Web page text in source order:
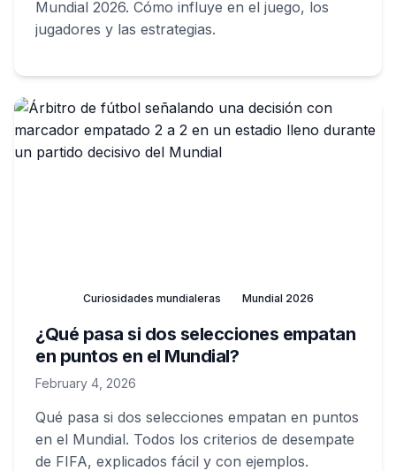
Mundial 2026. Cómo influye en el juego, los
jugadores y las estrategias.
Curiosidades mundialeras Mundial 2026
¿Qué pasa si dos selecciones empatan
en puntos en el Mundial?
February 4, 2026
Qué pasa si dos selecciones empatan en puntos
en el Mundial. Todos los criterios de desempate
de FIFA, explicados fácil y con ejemplos.